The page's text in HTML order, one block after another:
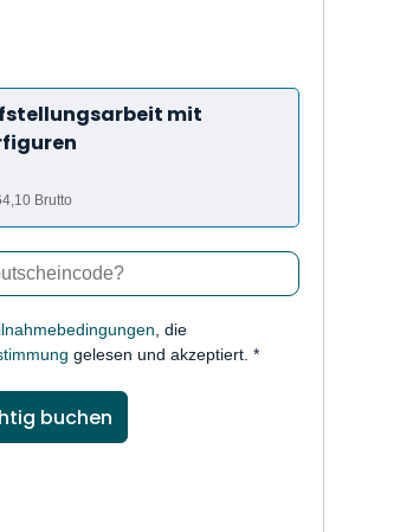
mit
Brutto
, die
gelesen und akzeptiert. *
buchen